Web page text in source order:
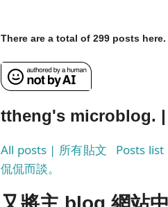
There are a total of 299 posts here. |
ttheng's microblog. |
All posts | 所有貼文 Posts
侃侃而談。